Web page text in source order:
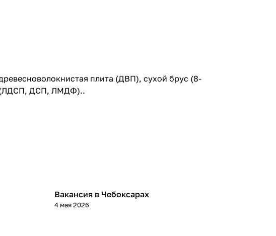
плита (ДВП), сухой брус (8-
(ЛДСП, ДСП, ЛМДФ)..
Вакансия в Чебоксарах
4 мая 2026